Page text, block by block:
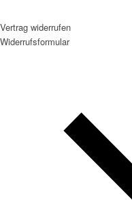
Vertrag widerrufen
Widerrufsformular